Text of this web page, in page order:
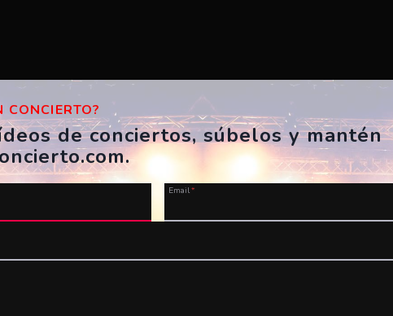
ahora!
CONCIERTO?
de conciertos, súbelos y mantén
Email*